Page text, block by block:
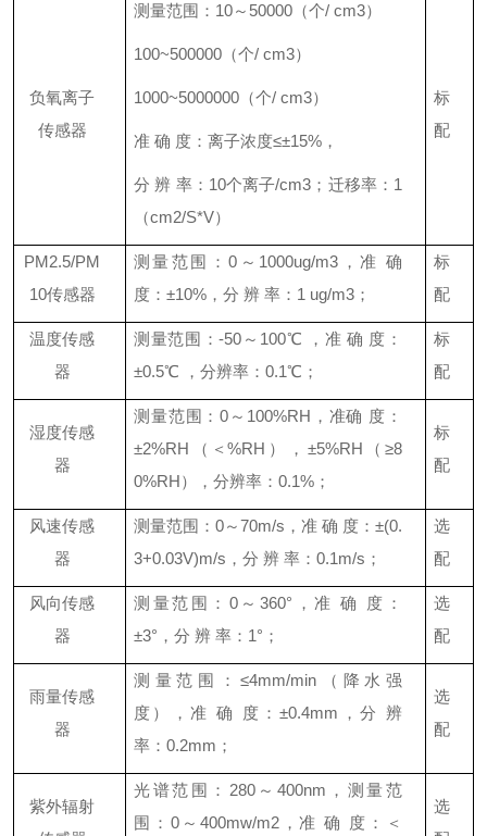
负氧离子
传感器
测量范围： 10～50000（个/ cm3）
100~500000（个/ cm3）
1000~5000000（个/ cm3）
准 确 度：离子浓度≤±15%，
分 辨 率： 10个离子/cm3；迁移率：1
（cm2/S*V）
标
配
PM2.5/PM
10传感器
测量范围：0～1000ug/m3，准 确
度：±10%，分 辨 率：1 ug/m3；
标
配
温度传感
器
测量范围：-50～100℃ ，准 确 度：
±0.5℃ ，分辨率：0.1℃；
标
配
湿度传感
器
测量范围：0～100%RH，准确 度：
±2%RH（＜%RH），±5%RH（≥8
0%RH），分辨率：0.1%；
标
配
风速传感
器
测量范围： 0～70m/s，准 确 度：±(0.
3+0.03V)m/s，分 辨 率：0.1m/s；
选
配
风向传感
器
测量范围： 0～360°，准 确 度：
±3°，分 辨 率：1°；
选
配
雨量传感
器
测量范围：≤4mm/min（降水强
度），准 确 度：±0.4mm，分 辨
率：0.2mm；
选
配
紫外辐射
光谱范围： 280～400nm，测量范
围：0～400mw/m2，准 确 度：＜
选